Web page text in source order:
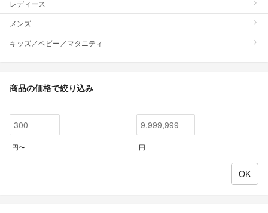
レディース
メンズ
キッズ／ベビー／マタニティ
商品の価格で絞り込み
円〜 円